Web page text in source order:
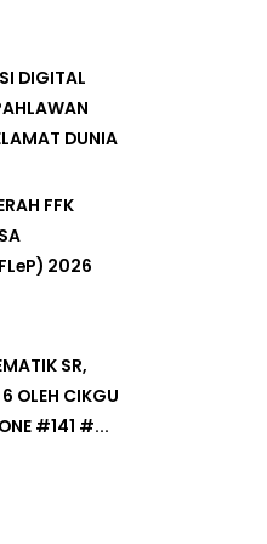
DIGITAL
DUNIA
FFK
2026
SR,
OLEH CIKGU
#141 #...